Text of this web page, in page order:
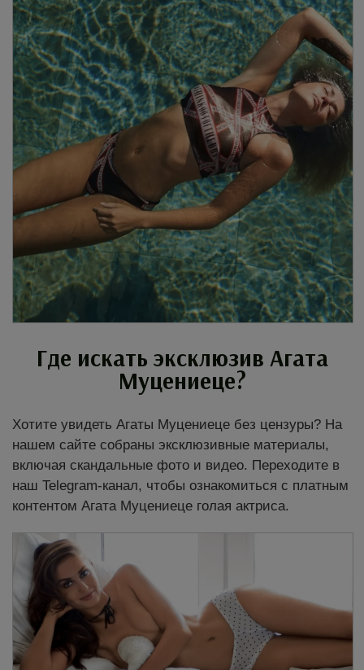
Где искать эксклюзив Агата
Муцениеце?
Хотите увидеть Агаты Муцениеце без цензуры? На
нашем сайте собраны эксклюзивные материалы,
включая скандальные фото и видео. Переходите в
наш Telegram-канал, чтобы ознакомиться с платным
контентом Агата Муцениеце голая актриса.